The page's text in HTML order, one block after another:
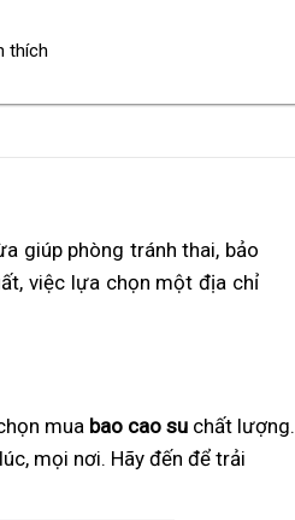
giúp phòng tránh thai, bảo
việc lựa chọn một địa chỉ
mua bao cao su chất lượng.
mọi nơi. Hãy đến để trải
thích